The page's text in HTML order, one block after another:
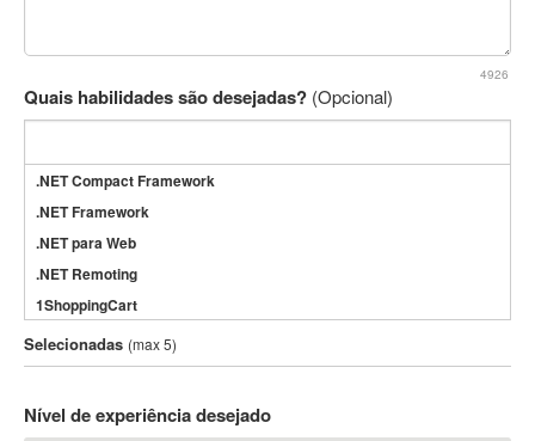
4926
Quais habilidades são desejadas? (Opcional)
.NET Compact Framework
.NET Framework
.NET para Web
.NET Remoting
1ShoppingCart
3DS Max
3GSM
802.11
Selecionadas (max 5)
Nível de experiência desejado